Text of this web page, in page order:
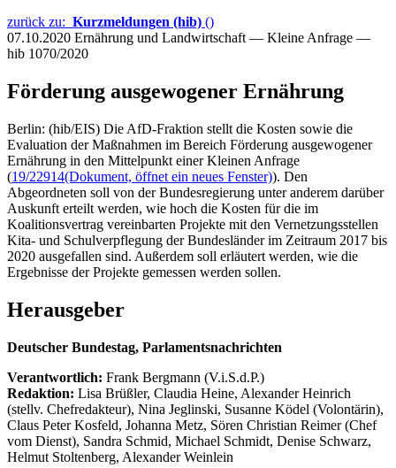
zurück zu: Kurzmeldungen (hib) ()
07.10.2020 Ernährung und Landwirtschaft — Kleine Anfrage —
hib 1070/2020
Förderung ausgewogener Ernährung
Berlin: (hib/EIS) Die AfD-Fraktion stellt die Kosten sowie die
Evaluation der Maßnahmen im Bereich Förderung ausgewogener
Ernährung in den Mittelpunkt einer Kleinen Anfrage
(19/22914(Dokument, öffnet ein neues Fenster)). Den
Abgeordneten soll von der Bundesregierung unter anderem darüber
Auskunft erteilt werden, wie hoch die Kosten für die im
Koalitionsvertrag vereinbarten Projekte mit den Vernetzungsstellen
Kita- und Schulverpflegung der Bundesländer im Zeitraum 2017 bis
2020 ausgefallen sind. Außerdem soll erläutert werden, wie die
Ergebnisse der Projekte gemessen werden sollen.
Herausgeber
Deutscher Bundestag, Parlamentsnachrichten
Verantwortlich: Frank Bergmann (V.i.S.d.P.)
Redaktion: Lisa Brüßler, Claudia Heine, Alexander Heinrich
(stellv. Chefredakteur), Nina Jeglinski, Susanne Ködel (Volontärin),
Claus Peter Kosfeld, Johanna Metz, Sören Christian Reimer (Chef
vom Dienst), Sandra Schmid, Michael Schmidt, Denise Schwarz,
Helmut Stoltenberg, Alexander Weinlein